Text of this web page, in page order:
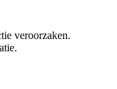
veroorzaken.